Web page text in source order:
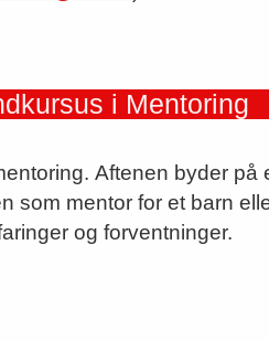
i Mentoring
Aftenen byder på
som mentor for et barn
og forventninger.